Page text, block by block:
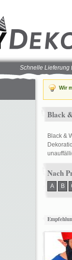
Schnelle Lieferung
Wir
Black
Black &
Nach
A B